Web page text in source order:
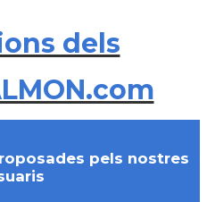
dels
pels nostres